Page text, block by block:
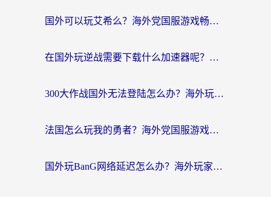
国外可以玩艾希么？海外党国服游戏畅玩终极指南（附加速器选择秘籍）
在国外玩逆战需要下载什么加速器呢？海外党亲测有效的国服游戏加速指南
300大作战国外无法登陆怎么办？海外玩家亲测有效的解决指南
法国怎么玩我的勇者？海外党国服游戏不卡攻略，附3款热门游戏加速实测
国外玩BanG网络延迟怎么办？海外玩家亲测有效的国服游戏加速指南